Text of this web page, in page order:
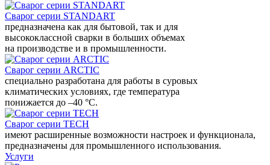
Сварог серии STANDART
предназначена как для бытовой, так и для
высококлассной сварки в больших объемах
на производстве и в промышленности.
Сварог серии ARCTIC
специально разработана для работы в суровых
климатических условиях, где температура
понижается до –40 °С.
Сварог серии TECH
имеют расширенные возможности настроек и функционала,
предназначены для промышленного использования.
Услуги